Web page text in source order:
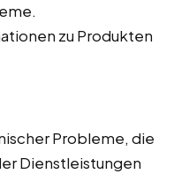
zu Produkten
Probleme, die
Dienstleistungen